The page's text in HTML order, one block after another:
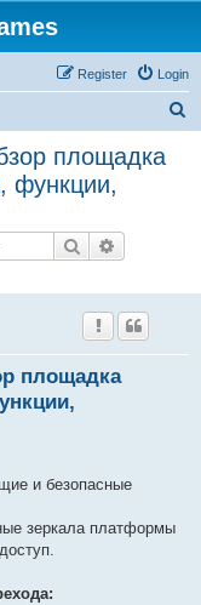
Login
Register
площадка
функции,
Search
площадка
и безопасные
зеркала платформы